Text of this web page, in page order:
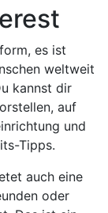
es ist
weltweit
kannst dir
auf
und
Tipps.
auch eine
oder